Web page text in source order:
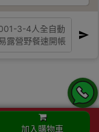
加入購物車